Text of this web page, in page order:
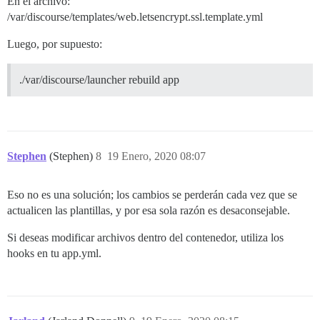
/var/discourse/templates/web.letsencrypt.ssl.template.yml
Luego, por supuesto:
./var/discourse/launcher rebuild app
Stephen (Stephen) 19 Enero, 2020 08:07
8
Eso no es una solución; los cambios se perderán cada vez que se
actualicen las plantillas, y por esa sola razón es desaconsejable.
Si deseas modificar archivos dentro del contenedor, utiliza los
hooks en tu app.yml.